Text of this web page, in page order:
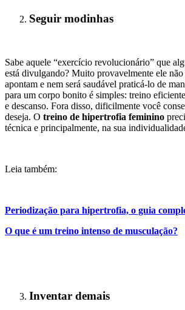
Seguir modinhas
Sabe aquele “exercício revolucionário” que
está divulgando? Muito provavelmente ele
apontam e nem será saudável praticá-lo de
para um corpo bonito é simples: treino
e descanso. Fora disso, dificilmente você
deseja. O treino de hipertrofia feminino
técnica e principalmente, na sua
Leia também:
Periodização para hipertrofia, o guia
O que é um treino intenso de musculação?
Inventar demais